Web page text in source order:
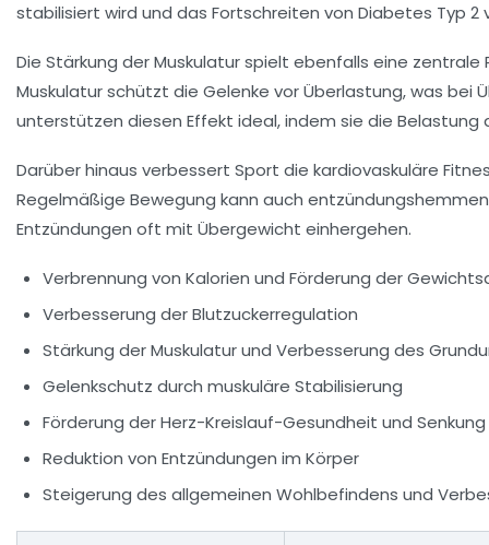
stabilisiert wird und das Fortschreiten von Diabetes Typ
Die Stärkung der Muskulatur spielt ebenfalls eine
Muskulatur schützt die Gelenke vor Überlastung, was
unterstützen diesen Effekt ideal, indem sie die Belastung
Darüber hinaus verbessert Sport die kardiovaskuläre
Regelmäßige Bewegung kann auch
Entzündungen oft mit Übergewicht einhergehen.
Verbrennung von Kalorien und Förderung der
Verbesserung der Blutzuckerregulation
Stärkung der Muskulatur und Verbesserung des
Gelenkschutz durch muskuläre Stabilisierung
Förderung der Herz-Kreislauf-Gesundheit und
Reduktion von Entzündungen im Körper
Steigerung des allgemeinen Wohlbefindens und